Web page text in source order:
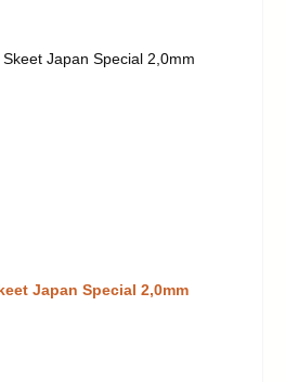
Japan Special 2,0mm